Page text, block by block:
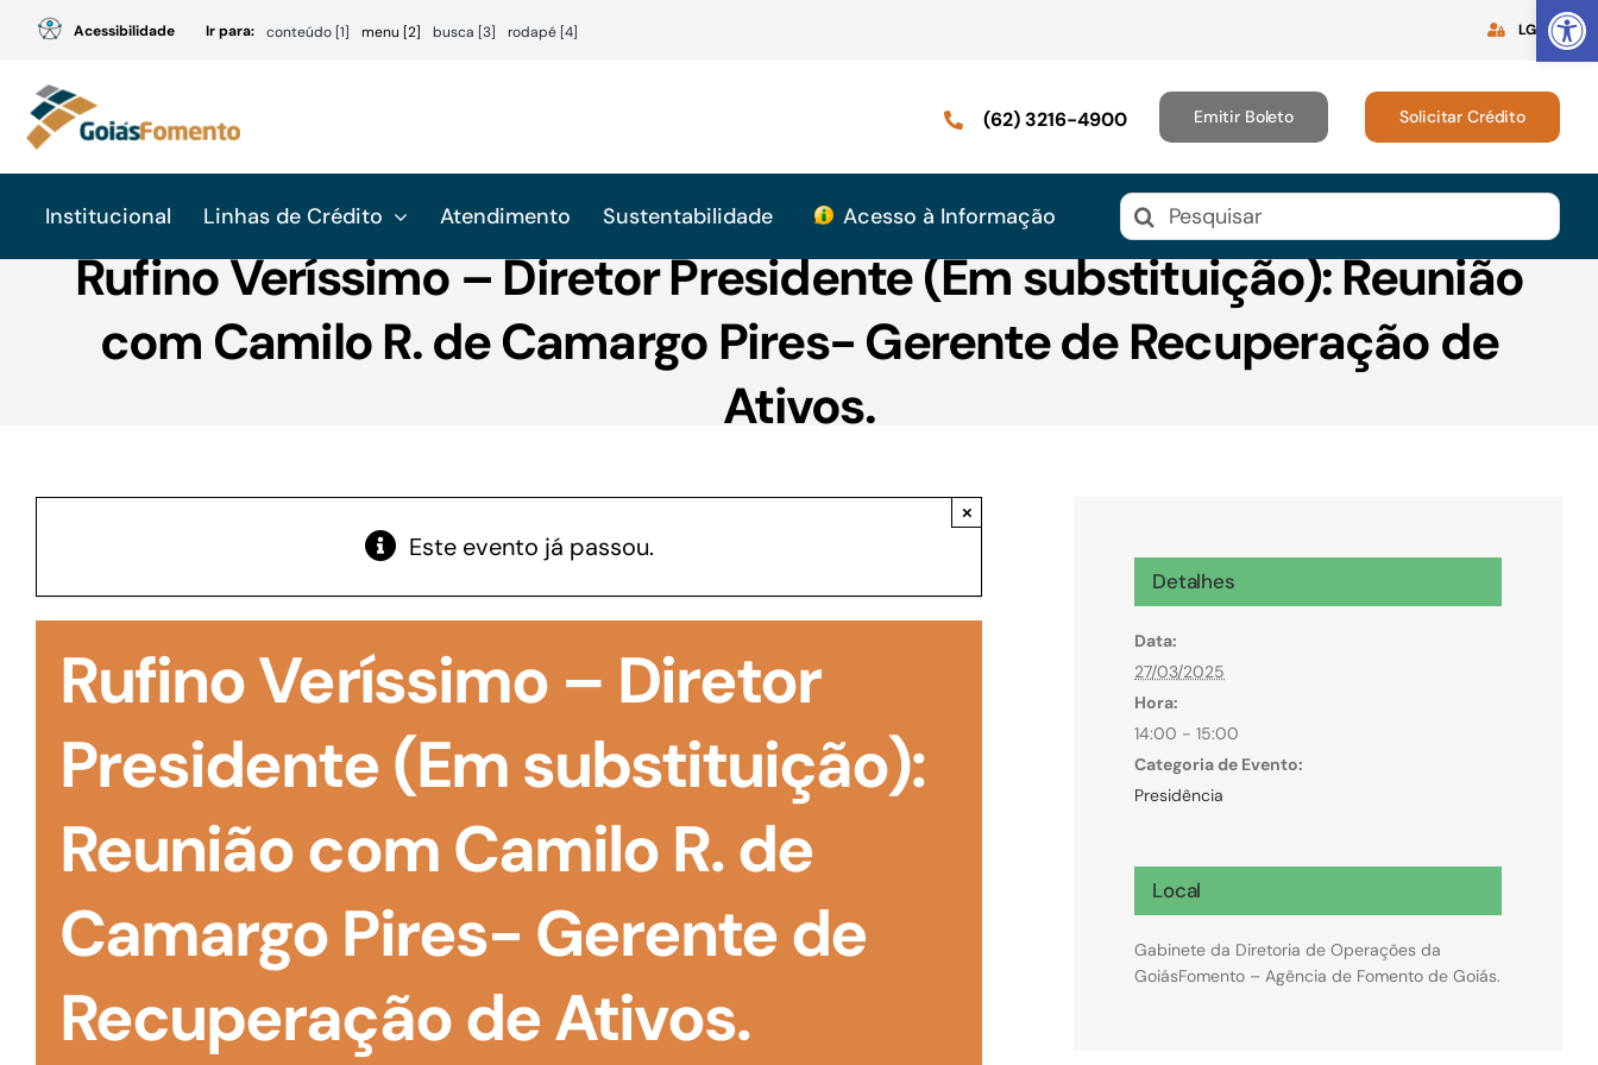
Abrir
conteúdo
Acessibilidade Ir para: conteúdo [1] menu [2] busca [3] rodapé [4] LGPD
(62) 3216-4900 Emitir Boleto Solicitar Crédito
Institucional Linhas de Crédito
manutenção de estoques e despesas operacionais
realizar obras, dentre outros serviços
Microcrédito
Para MEI, microempresas e pessoas físicas
(feirantes e transportes)
Turismo Repasse
Atendimento Sustentabilidade Acesso à Informação
Buscar
resultados
para:
Rufino Veríssimo – Diretor Presidente (Em substituição): Reunião
com Camilo R. de Camargo Pires- Gerente de Recuperação de
Ativos.
Este evento já passou.
×
Rufino Veríssimo – Diretor
Presidente (Em substituição):
Reunião com Camilo R. de
Camargo Pires- Gerente de
Recuperação de Ativos.
Detalhes
Data:
27/03/2025
Hora:
14:00 - 15:00
Categoria de Evento:
Presidência
Local
Gabinete da Diretoria de Operações da
GoiásFomento – Agência de Fomento de Goiás.